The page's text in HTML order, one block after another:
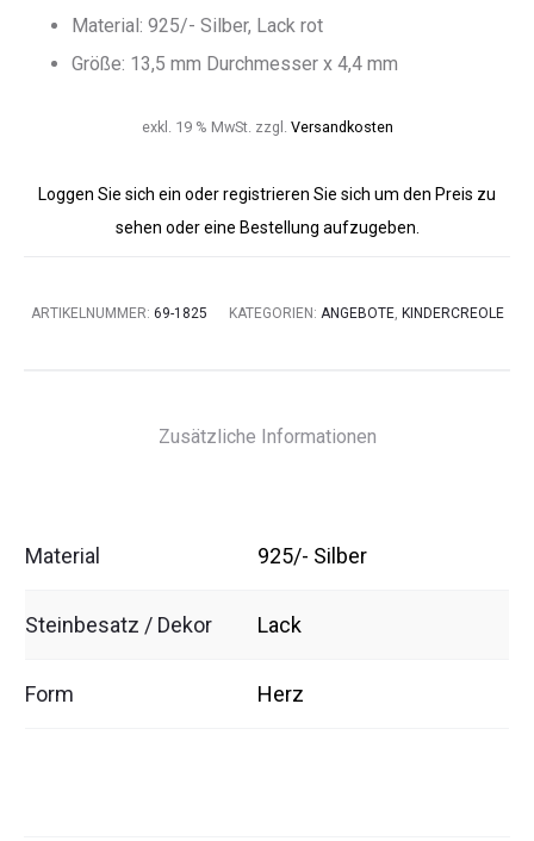
Material: 925/- Silber, Lack rot
Größe: 13,5 mm Durchmesser x 4,4 mm
exkl. 19 % MwSt. zzgl. Versandkosten
Loggen Sie sich ein oder registrieren Sie sich um den Preis zu
sehen oder eine Bestellung aufzugeben.
ARTIKELNUMMER: 69-1825 KATEGORIEN: ANGEBOTE, KINDERCREOLE
Zusätzliche Informationen
Material 925/- Silber
Steinbesatz / Dekor Lack
Form Herz